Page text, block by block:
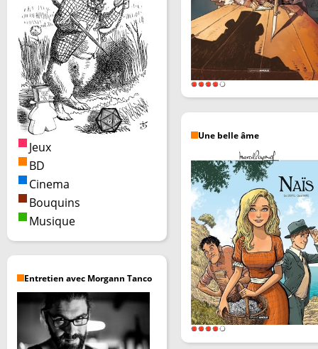
Jeux
BD
Cinema
Bouquins
Musique
Entretien avec Morgann Tanco
Une belle âme